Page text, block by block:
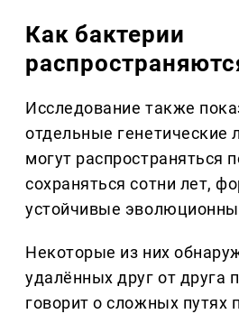
Как бактерии
Исследование также
отдельные генетические
могут распространяться
сохраняться сотни лет,
устойчивые
Некоторые из них
удалённых друг от друга
говорит о сложных путях